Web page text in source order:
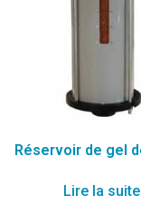
Réservoir de gel
Lire la suite